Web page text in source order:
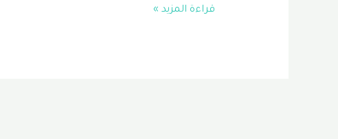
صباغ
قراءة المزيد »